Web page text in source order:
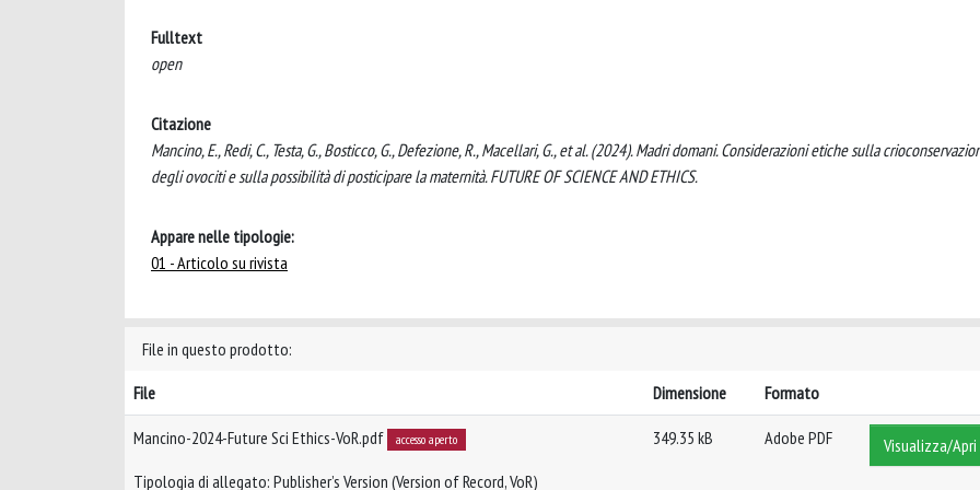
Fulltext
open
Citazione
Mancino, E., Redi, C., Testa, G., Bosticco, G., Defezione, R., Macellari, G., et al. (2024). Madri domani. Considerazioni etiche sulla
degli ovociti e sulla possibilità di posticipare la maternità. FUTURE OF SCIENCE AND ETHICS.
Appare nelle tipologie:
01 - Articolo su rivista
File in questo prodotto:
File
Dimensione Formato
Mancino-2024-Future Sci Ethics-VoR.pdf accesso aperto
Tipologia di allegato: Publisher’s Version (Version of Record, VoR)
349.35 kB Adobe PDF Visualizza/Apri